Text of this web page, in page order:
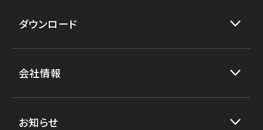
ダウンロード
会社情報
お知らせ